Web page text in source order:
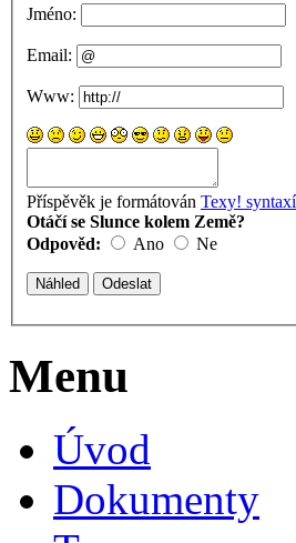
Jméno:
Email:
Www:
Příspěvěk je formátován Texy! syntaxí
Otáčí se Slunce kolem Země?
Odpověd:
Ano Ne
Menu
Úvod
Dokumenty